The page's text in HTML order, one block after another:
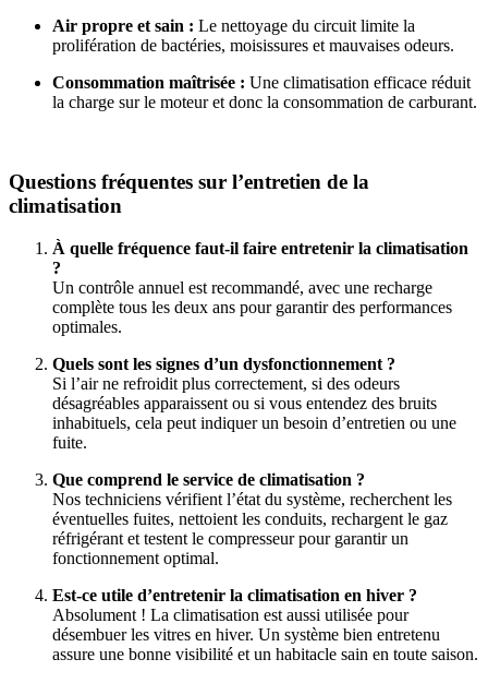
Air propre et sain : Le nettoyage du circuit limite la
prolifération de bactéries, moisissures et mauvaises odeurs.
Consommation maîtrisée : Une climatisation efficace réduit
la charge sur le moteur et donc la consommation de carburant.
Questions fréquentes sur l’entretien de la
climatisation
À quelle fréquence faut-il faire entretenir la climatisation
?
Un contrôle annuel est recommandé, avec une recharge
complète tous les deux ans pour garantir des performances
optimales.
Quels sont les signes d’un dysfonctionnement ?
Si l’air ne refroidit plus correctement, si des odeurs
désagréables apparaissent ou si vous entendez des bruits
inhabituels, cela peut indiquer un besoin d’entretien ou une
fuite.
Que comprend le service de climatisation ?
Nos techniciens vérifient l’état du système, recherchent les
éventuelles fuites, nettoient les conduits, rechargent le gaz
réfrigérant et testent le compresseur pour garantir un
fonctionnement optimal.
Est-ce utile d’entretenir la climatisation en hiver ?
Absolument ! La climatisation est aussi utilisée pour
désembuer les vitres en hiver. Un système bien entretenu
assure une bonne visibilité et un habitacle sain en toute saison.